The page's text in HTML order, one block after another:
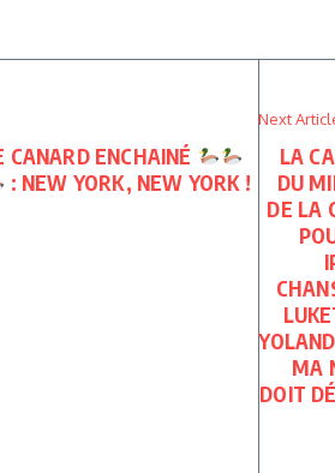
CANARD ENCHAINÉ
: NEW YORK, NEW YORK !
Next
LA
DU
DE LA
MA
DOIT